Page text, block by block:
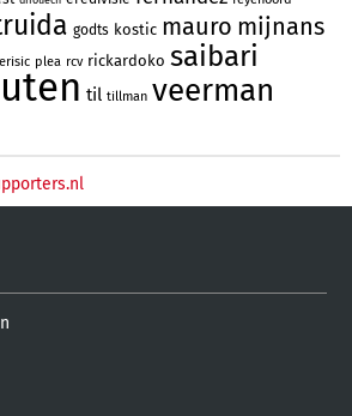
godts kostic mauro mijnans
plea rcv rickardoko saibari
til tillman veerman